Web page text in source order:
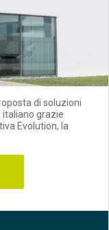
di soluzioni
grazie
Evolution, la